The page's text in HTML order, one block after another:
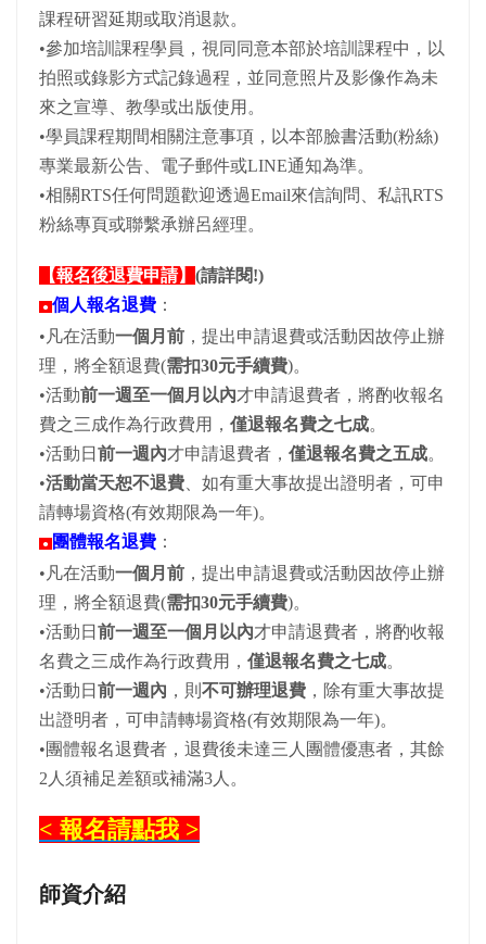
課程研習延期或取消退款。
•參加培訓課程學員，視同同意本部於培訓課程中，以
拍照或錄影方式記錄過程，並同意照片及影像作為未
來之宣導、教學或出版使用。
•學員課程期間相關注意事項，以本部臉書活動(粉絲)
專業最新公告、電子郵件或LINE通知為準。
•相關RTS任何問題歡迎透過Email來信詢問、私訊RTS
粉絲專頁或聯繫承辦呂經理。
【報名後退費申請】 (請詳閱!)
● 個人報名退費 ：
•凡在活動一個月前 ，提出申請退費或活動因故停止辦
理，將全額退費(需扣30元手續費)。
•活動前一週至一個月以內才申請退費者，將酌收報名
費之三成作為行政費用， 僅退報名費之七成。
•活動日 前一週內才申請退費者， 僅退報名費之五成。
•活動當天恕不退費 、如有重大事故提出證明者，可申
請轉場資格(有效期限為一年)。
● 團體報名退費 ：
•凡在活動一個月前 ，提出申請退費或活動因故停止辦
理，將全額退費(需扣30元手續費)。
•活動日 前一週至一個月以內才申請退費者，將酌收報
名費之三成作為行政費用， 僅退報名費之七成。
•活動日 前一週內 ，則 不可辦理退費 ，除有重大事故提
出證明者，可申請轉場資格(有效期限為一年)。
•團體報名退費者，退費後未達三人團體優惠者，其餘
2人須補足差額或補滿3人。
< 報名請點我 >
師資介紹